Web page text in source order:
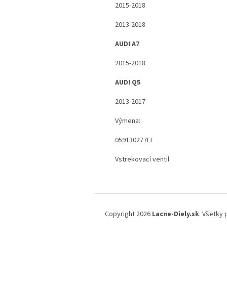
2015-2018
2013-2018
AUDI A7
2015-2018
AUDI Q5
2013-2017
Výmena:
059130277EE
Vstrekovací ventil
Copyright 2026 Lacne-Diely.sk. Všetky